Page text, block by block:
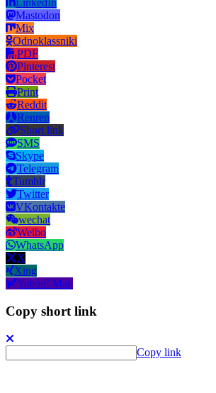
LinkedIn
Mastodon
Mix
Odnoklassniki
PDF
Pinterest
Pocket
Print
Reddit
Renren
Short link
SMS
Skype
Telegram
Tumblr
Twitter
VKontakte
wechat
Weibo
WhatsApp
X
Xing
Yahoo! Mail
Copy short link
Copy link